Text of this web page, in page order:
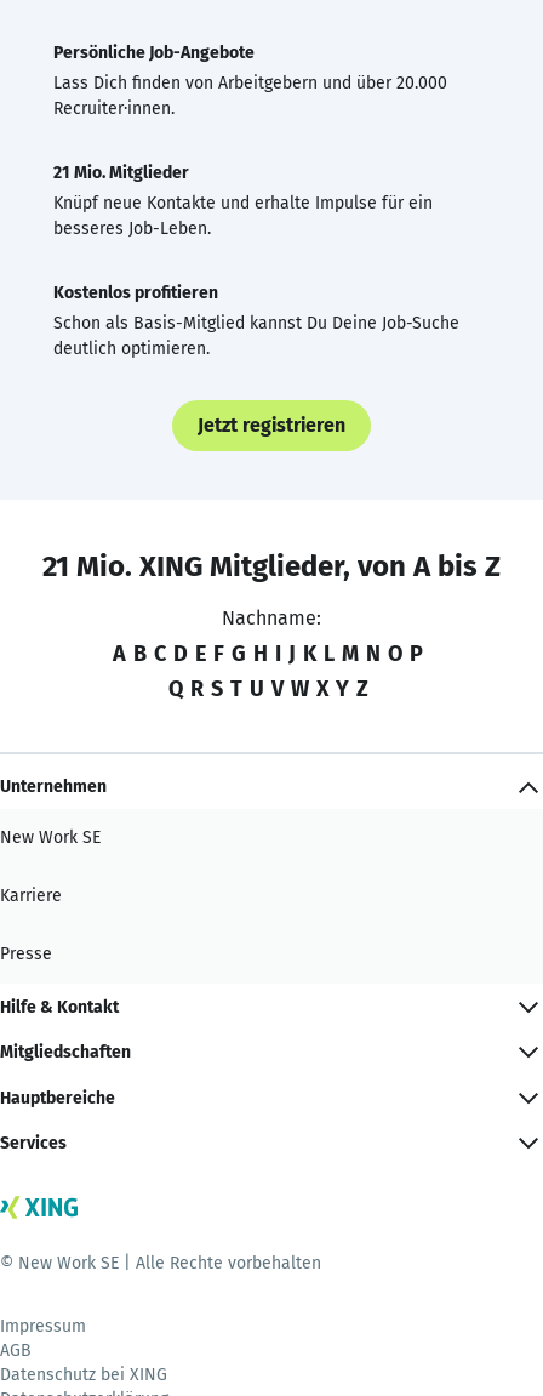
Persönliche Job-Angebote
Lass Dich finden von Arbeitgebern und über 20.000
Recruiter·innen.
21 Mio. Mitglieder
Knüpf neue Kontakte und erhalte Impulse für ein
besseres Job-Leben.
Kostenlos profitieren
Schon als Basis-Mitglied kannst Du Deine Job-Suche
deutlich optimieren.
Jetzt registrieren
21 Mio. XING Mitglieder, von A bis Z
Nachname:
A B C D E F G H I J K L M N O P
Q R S T U V W X Y Z
Unternehmen
New Work SE
Karriere
Presse
Hilfe & Kontakt
Mitgliedschaften
Hauptbereiche
Services
© New Work SE | Alle Rechte vorbehalten
Impressum
AGB
Datenschutz bei XING